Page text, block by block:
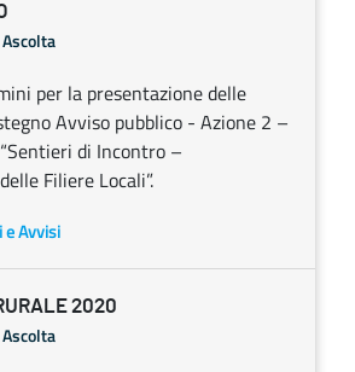
Ascolta
per la presentazione delle
Avviso pubblico - Azione 2 –
di Incontro –
Filiere Locali”.
e Avvisi
2020
Ascolta